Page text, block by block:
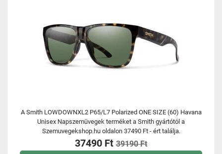
A Smith LOWDOWNXL2 P65/L7 Polarized ONE SIZE (60) Havana
Unisex Napszemüvegek terméket a Smith gyártótól a
Szemuvegekshop.hu oldalon 37490 Ft - ért találja.
37490 Ft 39190 Ft